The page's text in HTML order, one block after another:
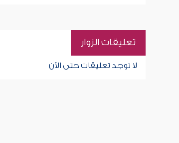
تعليقات الزوار
لا توجد تعليقات حتى الآن